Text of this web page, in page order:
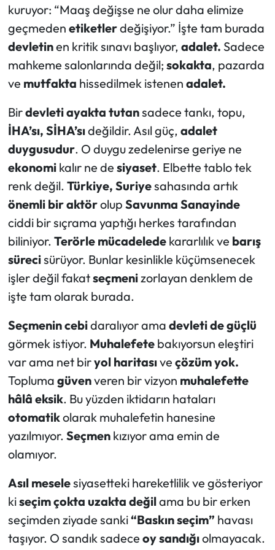
kuruyor: “Maaş değişse ne olur daha elimize
geçmeden etiketlerdeğişiyor.” İşte tam burada
devletinen kritik sınavı başlıyor, adalet. Sadece
mahkeme salonlarında değil; sokakta, pazarda
ve mutfakta hissedilmek istenen adalet.
Birdevleti ayakta tutansadece tankı, topu,
İHA’sı, SİHA’sıdeğildir. Asıl güç, adalet
duygusudur. O duygu zedelenirse geriye ne
ekonomikalır ne de siyaset. Elbette tablo tek
renk değil. Türkiye, Suriyesahasında artık
önemli bir aktörolup Savunma Sanayinde
ciddi bir sıçrama yaptığı herkes tarafından
biliniyor. Terörle mücadeledekararlılık ve barış
sürecisürüyor. Bunlar kesinlikle küçümsenecek
işler değil fakatseçmenizorlayan denklem de
işte tam olarak burada.
Seçmenin cebidaralıyor ama devleti de güçlü
görmek istiyor. Muhalefetebakıyorsun eleştiri
var ama net biryol haritasıve çözüm yok.
Topluma güvenveren bir vizyon muhalefette
hâlâ eksik. Bu yüzden iktidarın hataları
otomatikolarak muhalefetin hanesine
yazılmıyor. Seçmenkızıyor ama emin de
olamıyor.
Asıl meselesiyasetteki hareketlilik ve gösteriyor
kiseçim çokta uzakta değilama bu bir erken
seçimden ziyade sanki“Baskın seçim” havası
taşıyor. O sandık sadece oy sandığıolmayacak.